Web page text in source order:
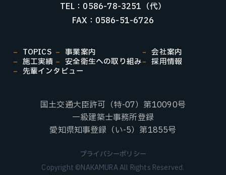
TEL：0586-78-3251（代）
FAX：0586-51-6726
TOPICS 事業案内
会社案内
施工実績
安全衛生への取り組み
採用情報
先輩インタビュー
国土交通大臣許可（特-07）第10090号
一級建築士事務所登録
愛知県知事登録（い-5）第1855号
プライバシーポリシー
Copyright ©NAKAMURA All Rights Reserved.